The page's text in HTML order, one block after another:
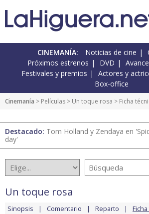
CINEMANÍA: Noticias de cine
Próximos estrenos
DVD
Festivales y premios
Actores y
Box-office
Cinemanía > Películas > Un toque rosa > Ficha
Destacado: Tom Holland y Zendaya en
day'
Un toque rosa
Sinopsis Comentario Reparto